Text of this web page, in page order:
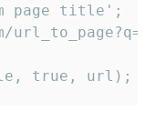
page title';
true, url);